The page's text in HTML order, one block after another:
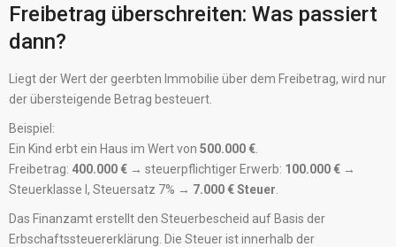
Freibetrag überschreiten: Was passiert
dann?
Liegt der Wert der geerbten Immobilie über dem Freibetrag, wird nur
der übersteigende Betrag besteuert.
Beispiel:
Ein Kind erbt ein Haus im Wert von 500.000 €
Freibetrag: 400.000 € → steuerpflichtiger Erwerb: 100.000 € →
Steuerklasse I, Steuersatz 7% → 7.000 € Steuer
Das Finanzamt erstellt den Steuerbescheid auf Basis der
Erbschaftssteuererklärung. Die Steuer ist innerhalb der